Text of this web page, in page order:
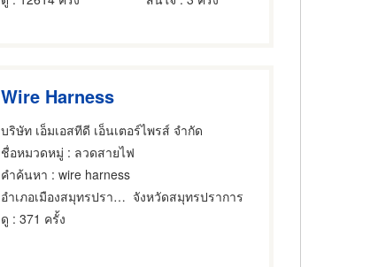
Wire Harness
บริษัท เอ็มเอสทีดี เอ็นเตอร์ไพรส์ จำกัด
ชื่อหมวดหมู่ : ลวดสายไฟ
คำค้นหา : wire harness
อำเภอเมืองสมุทรปราการ จังหวัดสมุทรปราการ
ดู : 371 ครั้ง